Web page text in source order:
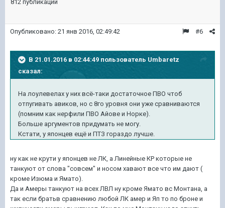
812 публикации
#6
Опубликовано: 21 янв 2016, 02:49:42
В 21.01.2016 в 02:44:49 пользователь Umbaretz
сказал:
На лоулевелах у них всё-таки достаточное ПВО чтоб
отпугивать авиков, но с 8го уровня они уже сравниваются
(помним как нерфили ПВО Айове и Норке).
Больше аргументов придумать не могу.
Кстати, у японцев ещё и ПТЗ гораздо лучше.
ну как не крути у японцев не ЛК, а Линейные КР которые не
танкуют от слова "совсем" и носом хавают все что им дают (
кроме Изюма и Ямато).
Да и Амеры танкуют на всех ЛВЛ ну кроме Ямато вс Монтана, а
так если братьв сравнению любой ЛК амер и Яп то по броне и